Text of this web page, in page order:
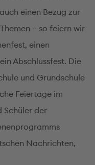
einen Bezug zur
– so feiern wir
einen
Abschlussfest. Die
und Grundschule
Feiertage im
Schüler der
Nachrichten,